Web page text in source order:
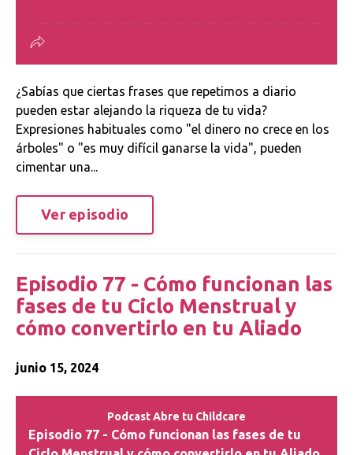
¿Sabías que ciertas frases que repetimos a diario
pueden estar alejando la riqueza de tu vida?
Expresiones habituales como "el dinero no crece en los
árboles" o "es muy difícil ganarse la vida", pueden
cimentar una...
Ver episodio
Episodio 77 - Cómo funcionan las
fases de tu Ciclo Menstrual y
cómo convertirlo en tu Aliado
junio 15, 2024